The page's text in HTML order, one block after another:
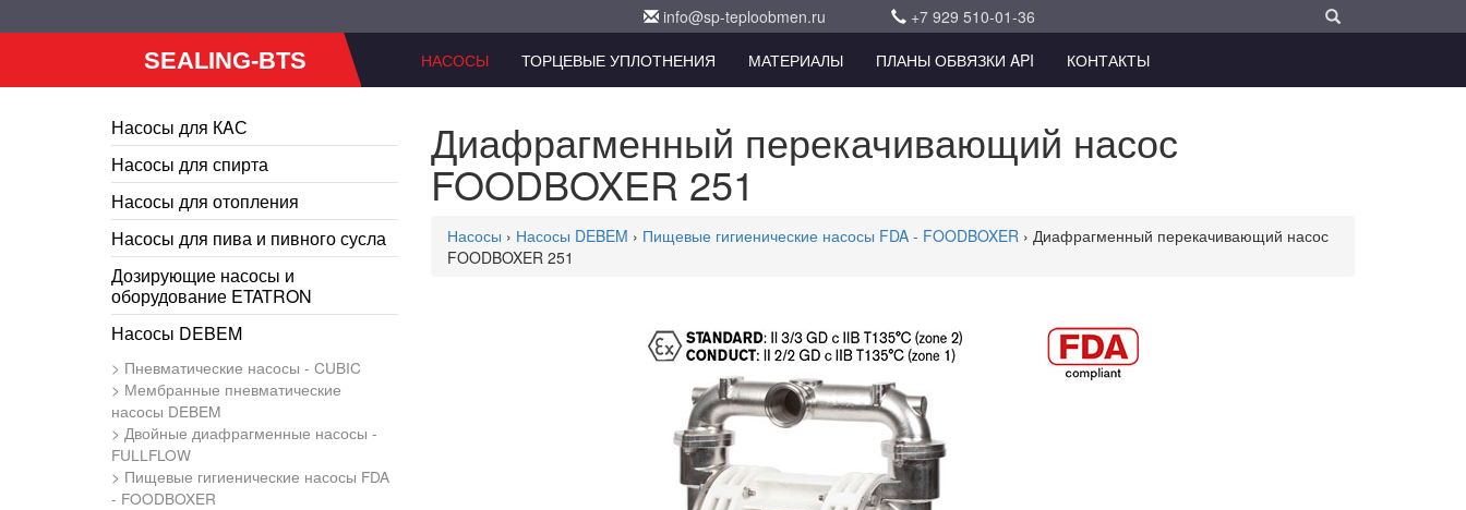
info@sp-teploobmen.ru +7 929 510-01-36
SEALING-BTS НАСОСЫ ТОРЦЕВЫЕ УПЛОТНЕНИЯ МАТЕРИАЛЫ ПЛАНЫ ОБВЯЗКИ API КОНТАКТЫ
Насосы для КAС
Насосы для спирта
Насосы для отопления
Насосы для пива и пивного сусла
Дозирующие насосы и
оборудование ETATRON
Насосы DEBEM
Пневматические насосы - CUBIC
Мембранные пневматические
насосы DEBEM
Двойные диафрагменные насосы -
FULLFLOW
Пищевые гигиенические насосы FDA
- FOODBOXER
Диафрагменный перекачивающий насос
FOODBOXER 251
Насосы › Насосы DEBEM › Пищевые гигиенические насосы FDA - FOODBOXER› Диафрагменный перекачивающий насос
FOODBOXER 251